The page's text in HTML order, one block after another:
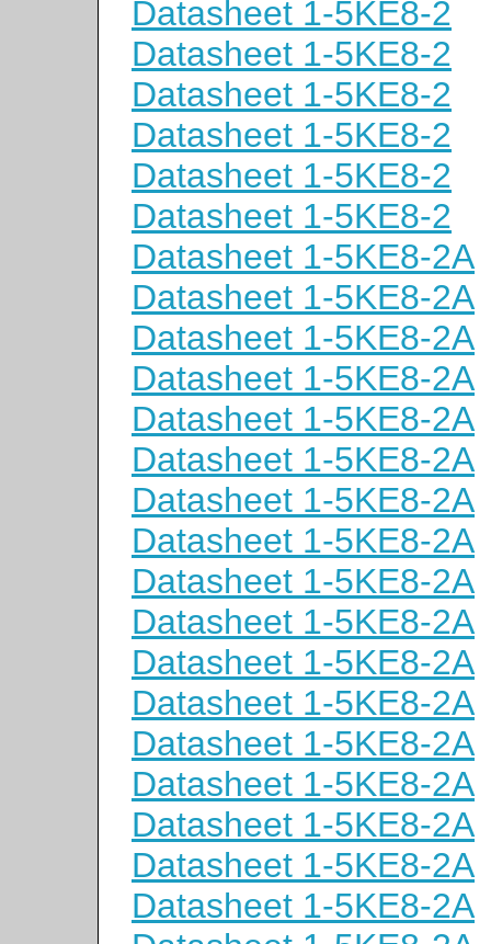
Datasheet 1-5KE8-2
Datasheet 1-5KE8-2
Datasheet 1-5KE8-2
Datasheet 1-5KE8-2
Datasheet 1-5KE8-2
Datasheet 1-5KE8-2
Datasheet 1-5KE8-2A
Datasheet 1-5KE8-2A
Datasheet 1-5KE8-2A
Datasheet 1-5KE8-2A
Datasheet 1-5KE8-2A
Datasheet 1-5KE8-2A
Datasheet 1-5KE8-2A
Datasheet 1-5KE8-2A
Datasheet 1-5KE8-2A
Datasheet 1-5KE8-2A
Datasheet 1-5KE8-2A
Datasheet 1-5KE8-2A
Datasheet 1-5KE8-2A
Datasheet 1-5KE8-2A
Datasheet 1-5KE8-2A
Datasheet 1-5KE8-2A
Datasheet 1-5KE8-2A